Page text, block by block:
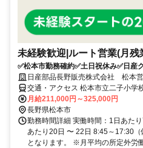
未経験歓迎|ルート営業(月残
✅松本市勤務確約✅土日祝休み✅日産
日産部品長野販売株式会社 松本
交通・アクセス 松本市立二子小学
月給211,000円～325,000円
長野県松本市
勤務時間詳細 実働時間：1日あた
あたり20日 〜 22日 8:45～17:30
となります。 ※月平均の所定外労